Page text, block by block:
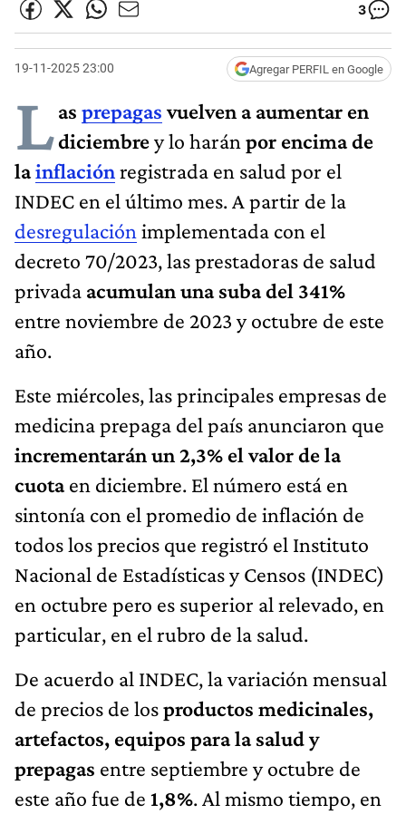
3
19-11-2025 23:00 Agregar PERFIL en Google
Las prepagasvuelven a aumentar en
diciembrey lo harán por encima de
lainflaciónregistrada en salud por el
INDEC en el último mes. A partir de la
desregulación implementada con el
decreto 70/2023, las prestadoras de salud
privada acumulan una suba del 341%
entre noviembre de 2023 y octubre de este
año.
Este miércoles, las principales empresas de
medicina prepaga del país anunciaron que
incrementarán un 2,3% el valor de la
cuotaen diciembre. El número está en
sintonía con el promedio de inflación de
todos los precios que registró el Instituto
Nacional de Estadísticas y Censos (INDEC)
en octubre pero es superior al relevado, en
particular, en el rubro de la salud.
De acuerdo al INDEC, la variación mensual
de precios de losproductos medicinales,
artefactos, equipos para la salud y
prepagas entre septiembre y octubre de
este año fue de 1,8%. Al mismo tiempo, en